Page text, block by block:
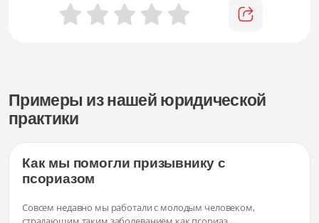
Примеры из нашей юридической
практики
Как мы помогли призывнику с
псориазом
Совсем недавно мы работали с молодым человеком,